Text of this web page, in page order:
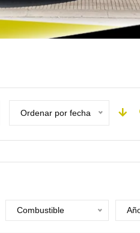
Ordenar por fecha
Combustible